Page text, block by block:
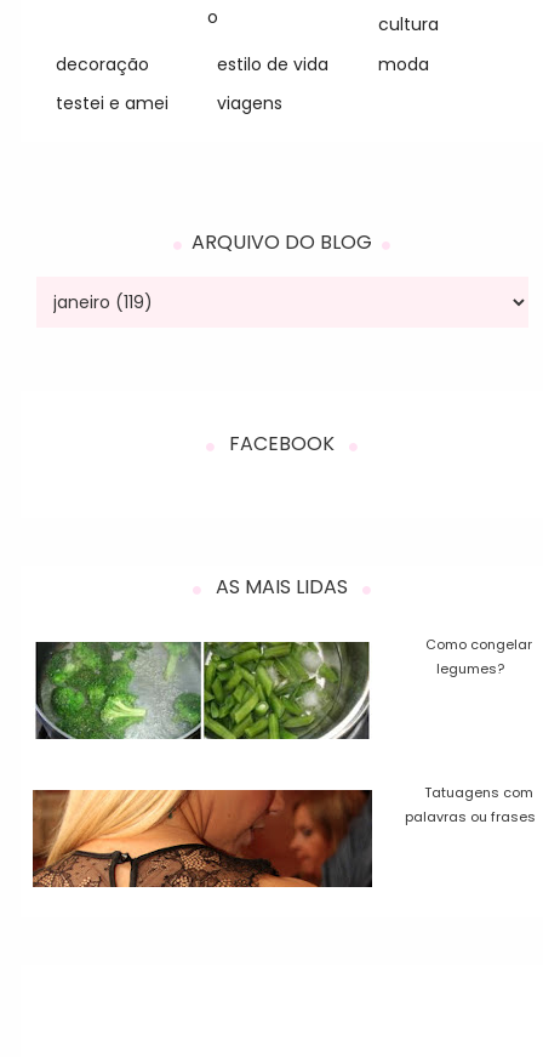
o
cultura
decoração
estilo de vida
moda
testei e amei
viagens
ARQUIVO DO BLOG
FACEBOOK
AS MAIS LIDAS
Como congelar
legumes?
Tatuagens com
palavras ou frases